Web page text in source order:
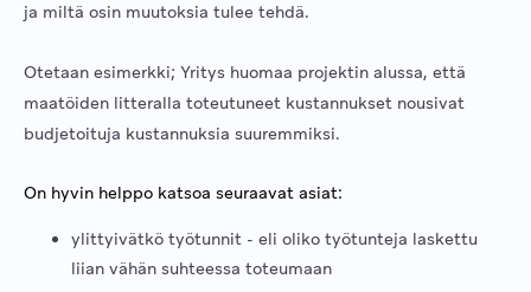
ja miltä osin muutoksia tulee tehdä.
Otetaan esimerkki; Yritys huomaa projektin alussa, että
maatöiden litteralla toteutuneet kustannukset nousivat
budjetoituja kustannuksia suuremmiksi.
On hyvin helppo katsoa seuraavat asiat:
ylittyivätkö työtunnit - eli oliko työtunteja laskettu
liian vähän suhteessa toteumaan